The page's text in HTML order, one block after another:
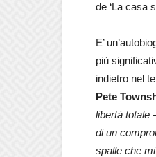
de ‘La casa
E’
più
indietro nel
Pete
libertà totale
di un
spalle che